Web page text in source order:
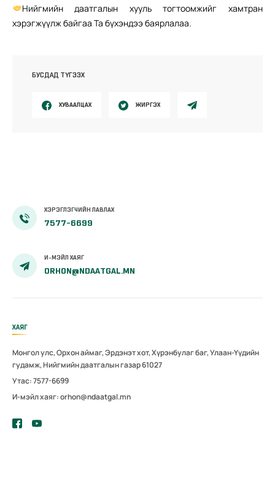
Нийгмийн даатгалын хууль тогтоомжийг хамтран
хэрэгжүүлж байгаа Та бүхэндээ баярлалаа.
БУСДАД ТҮГЭЭХ
ХУВААЛЦАХ ЖИРГЭХ
ХЭРЭГЛЭГЧИЙН ЛАВЛАХ
7577-6699
И-МЭЙЛ ХАЯГ
ORHON@NDAATGAL.MN
ХАЯГ
Монгол улс, Орхон аймаг, Эрдэнэт хот, Хүрэнбулаг баг, Улаан-Үүдийн
гудамж, Нийгмийн даатгалын газар 61027
Утас: 7577-6699
И-мэйл хаяг: orhon@ndaatgal.mn